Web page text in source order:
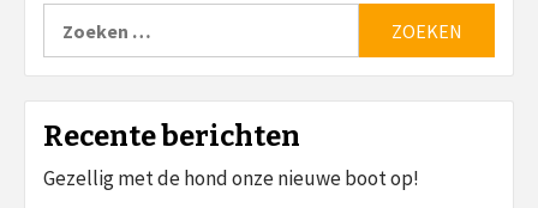
naar:
Recente berichten
Gezellig met de hond onze nieuwe boot op!